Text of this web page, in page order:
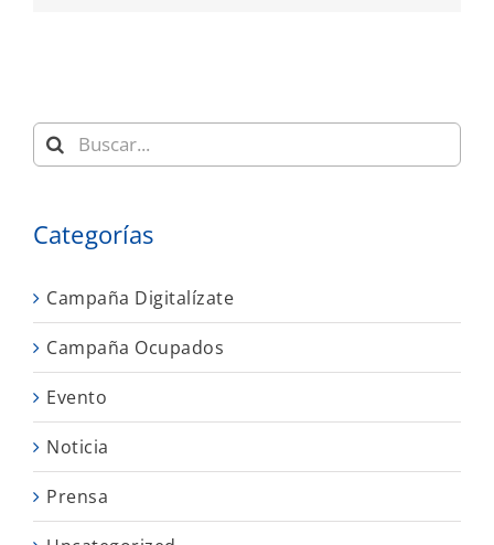
Buscar:
Categorías
Campaña Digitalízate
Campaña Ocupados
Evento
Noticia
Prensa